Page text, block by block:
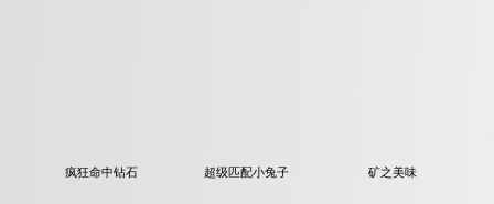
疯狂命中钻石 超级匹配小兔子 矿之美味